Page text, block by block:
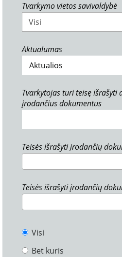
Tvarkymo vietos savivaldybė
Visi
Aktualumas
Tvarkytojas turi teisę išrašyti
įrodančius dokumentus
Teisės išrašyti įrodančių
Teisės išrašyti įrodančių
Visi
Bet kuris